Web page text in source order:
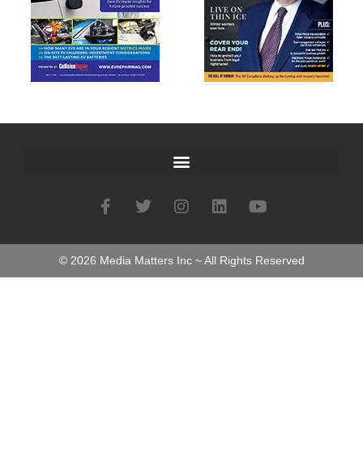
© 2026 Media Matters Inc ~ All Rights Reserved